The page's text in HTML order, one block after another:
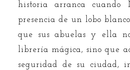
historia arranca cuando
presencia de un lobo
que sus abuelas y ella
librería mágica, sino que
seguridad de su ciudad,